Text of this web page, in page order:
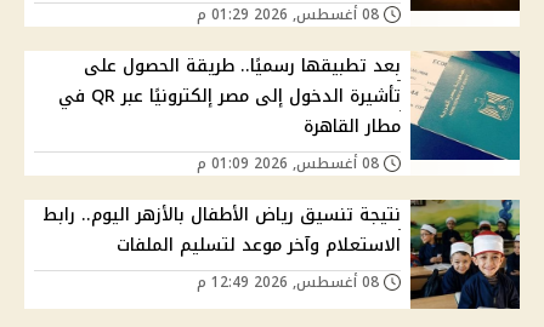
بعد تطبيقها رسميًا.. طريقة الحصول على
تأشيرة الدخول إلى مصر إلكترونيًا عبر QR في
مطار القاهرة
نتيجة تنسيق رياض الأطفال بالأزهر اليوم.. رابط
الاستعلام وآخر موعد لتسليم الملفات